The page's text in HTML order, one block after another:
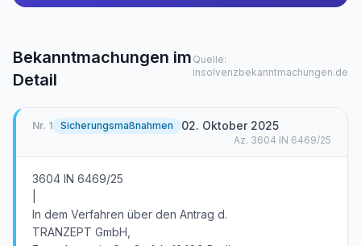
Bekanntmachungen im
Detail
Quelle:
insolvenzbekanntmachungen.de
Nr. 1 Sicherungsmaßnahmen 02. Oktober 2025
Az. 3604 IN 6469/25
3604 IN 6469/25
In dem Verfahren über den Antrag d.
TRANZEPT GmbH,